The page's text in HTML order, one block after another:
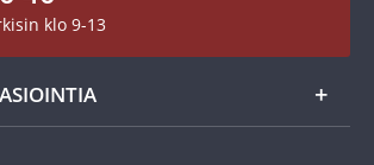
Monetan verkkokaupassa
klo 9-13